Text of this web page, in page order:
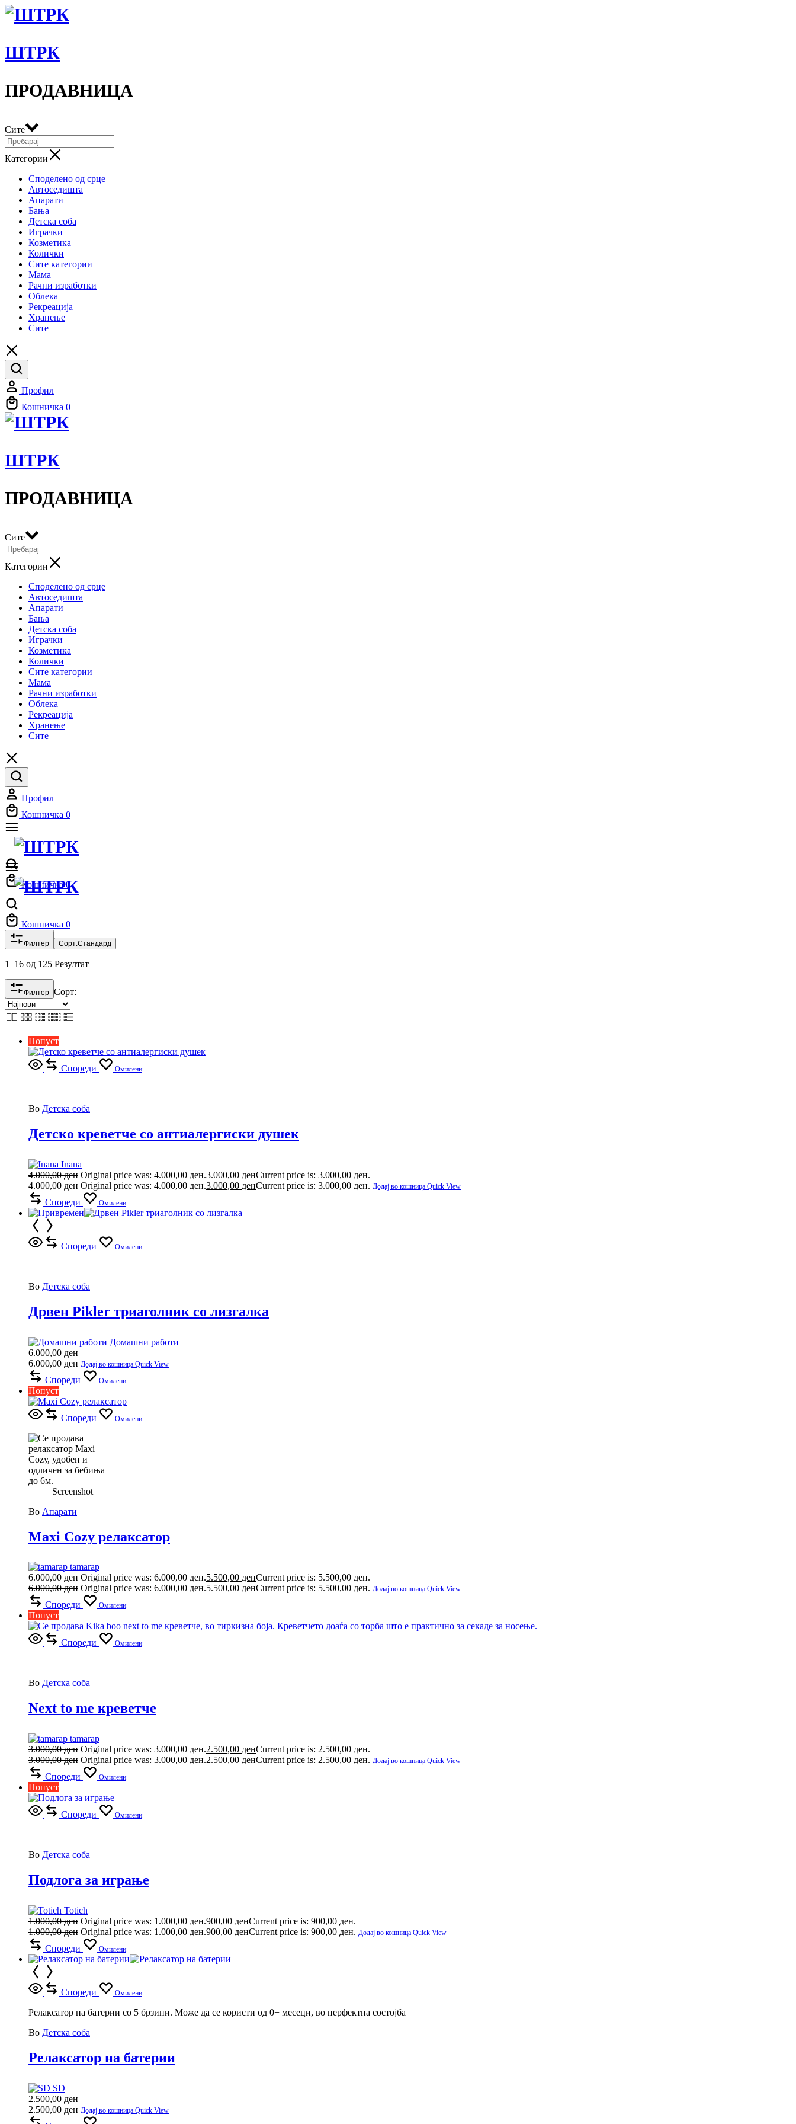
ШТРК
ПРОДАВНИЦА
Сите
Категории
Споделено од срце
Автоседишта
Апарати
Бања
Детска соба
Играчки
Козметика
Колички
Сите категории
Мама
Рачни изработки
Облека
Рекреација
Хранење
Сите
Профил
Кошничка 0
ШТРК
ПРОДАВНИЦА
Сите
Категории
Споделено од срце
Автоседишта
Апарати
Бања
Детска соба
Играчки
Козметика
Колички
Сите категории
Мама
Рачни изработки
Облека
Рекреација
Хранење
Сите
Профил
Кошничка 0
Кошничка 0
Кошничка 0
Филтер Сорт:Стандард
1–16 од 125 Резултат
Филтер Сорт:
Попуст
Спореди Омилени
Во Детска соба
Детско креветче со антиалергиски душек
Inana
4.000,00ден Original price was: 4.000,00 ден.3.000,00 денCurrent price is: 3.000,00 ден.
4.000,00ден Original price was: 4.000,00 ден.3.000,00 денCurrent price is: 3.000,00 ден. Додај во кошница Quick View
Спореди Омилени
Спореди Омилени
Во Детска соба
Дрвен Pikler триаголник со лизгалка
Домашни работи
6.000,00 ден
6.000,00 ден Додај во кошница Quick View
Спореди Омилени
Попуст
Спореди Омилени
Screenshot
Во Апарати
Maxi Cozy релаксатор
tamarap
6.000,00ден Original price was: 6.000,00 ден.5.500,00 денCurrent price is: 5.500,00 ден.
6.000,00ден Original price was: 6.000,00 ден.5.500,00 денCurrent price is: 5.500,00 ден. Додај во кошница Quick View
Спореди Омилени
Попуст
Спореди Омилени
Во Детска соба
Next to me креветче
tamarap
3.000,00ден Original price was: 3.000,00 ден.2.500,00 денCurrent price is: 2.500,00 ден.
3.000,00ден Original price was: 3.000,00 ден.2.500,00 денCurrent price is: 2.500,00 ден. Додај во кошница Quick View
Спореди Омилени
Попуст
Спореди Омилени
Во Детска соба
Подлога за играње
Totich
1.000,00ден Original price was: 1.000,00 ден.900,00 денCurrent price is: 900,00 ден.
1.000,00ден Original price was: 1.000,00 ден.900,00 денCurrent price is: 900,00 ден. Додај во кошница Quick View
Спореди Омилени
Спореди Омилени
Релаксатор на батерии со 5 брзини. Може да се користи од 0+ месеци, во перфектна состојба
Во Детска соба
Релаксатор на батерии
SD
2.500,00 ден
2.500,00 ден Додај во кошница Quick View